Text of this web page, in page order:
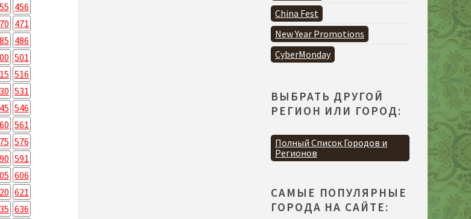
456
471
486
501
516
531
546
561
576
591
606
621
636
China Fest
New Year Promotions
CyberMonday
ВЫБРАТЬ ДРУГОЙ
РЕГИОН ИЛИ ГОРОД:
Полный Список Городов и
Регионов
САМЫЕ ПОПУЛЯРНЫЕ
ГОРОДА НА САЙТЕ: